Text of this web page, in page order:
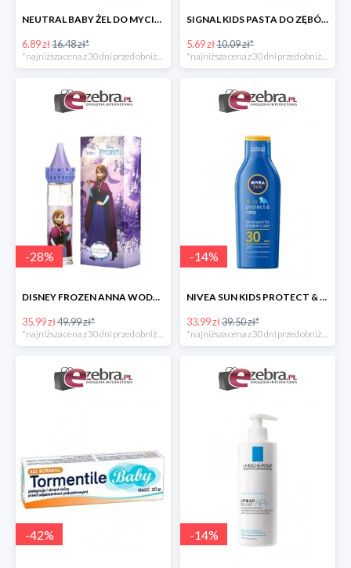
NEUTRAL BABY ŻEL DO MYCIA CIAŁA DLA DZIECI
6.89 zł16.48 zł*
SIGNAL KIDS PASTA DO ZĘBÓW DLA DZIECI PONIŻEJ 3 ROKU ŻYCIA
5.69 zł10.09 zł*
-28%
DISNEY FROZEN ANNA WODA TOALETOWA DLA DZIECI
35.99 zł49.99 zł*
*najniższa cena z 30 dni przed obniżką
-14%
NIVEA SUN KIDS PROTECT & CARE BALSAM DLA DZIECI SPF30
33.99 zł39.50 zł*
*najniższa cena z 30 dni przed obniżką
-42% -14%